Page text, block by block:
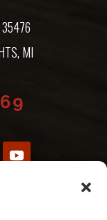
MI